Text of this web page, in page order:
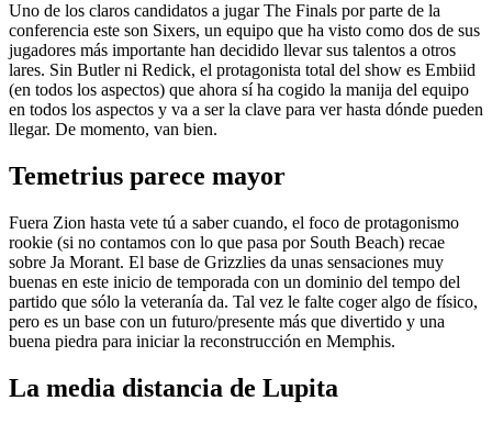
Uno de los claros candidatos a jugar The Finals por parte de la
conferencia este son Sixers, un equipo que ha visto como dos de sus
jugadores más importante han decidido llevar sus talentos a otros
lares. Sin Butler ni Redick, el protagonista total del show es Embiid
(en todos los aspectos) que ahora sí ha cogido la manija del equipo
en todos los aspectos y va a ser la clave para ver hasta dónde pueden
llegar. De momento, van bien.
Temetrius parece mayor
Fuera Zion hasta vete tú a saber cuando, el foco de protagonismo
rookie (si no contamos con lo que pasa por South Beach) recae
sobre Ja Morant. El base de Grizzlies da unas sensaciones muy
buenas en este inicio de temporada con un dominio del tempo del
partido que sólo la veteranía da. Tal vez le falte coger algo de físico,
pero es un base con un futuro/presente más que divertido y una
buena piedra para iniciar la reconstrucción en Memphis.
La media distancia de Lupita